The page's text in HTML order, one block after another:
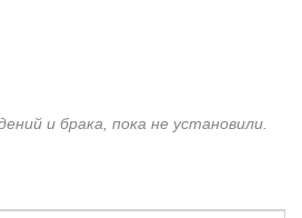
и брака, пока не установили.